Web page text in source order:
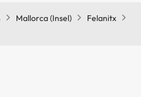
Mallorca (Insel)
Felanitx